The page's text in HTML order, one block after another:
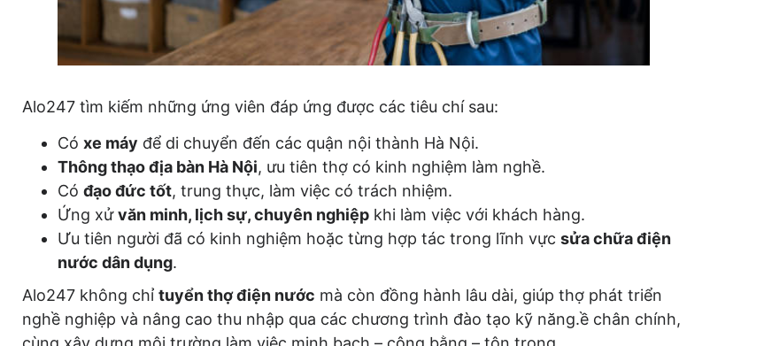
Alo247 tìm kiếm những ứng viên đáp ứng được các tiêu chí sau:
Có xe máy để di chuyển đến các quận nội thành Hà Nội.
Thông thạo địa bàn Hà Nội, ưu tiên thợ có kinh nghiệm làm nghề.
Có đạo đức tốt, trung thực, làm việc có trách nhiệm.
Ứng xửvăn minh, lịch sự, chuyên nghiệp khi làm việc với khách hàng.
Ưu tiên người đã có kinh nghiệm hoặc từng hợp tác trong lĩnh vực sửa chữa điện
nước dân dụng.
Alo247 không chỉ tuyển thợ điện nước mà còn đồng hành lâu dài, giúp thợ phát triển
nghề nghiệp và nâng cao thu nhập qua các chương trình đào tạo kỹ năng.ề chân chính,